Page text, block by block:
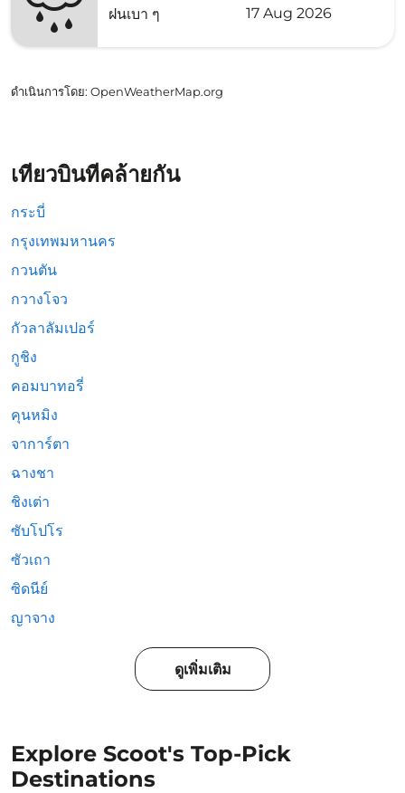
ฝนเบา ๆ
17 Aug 2026
ดำเนินการโดย: OpenWeatherMap.org
เที่ยวบินที่คล้ายกัน
กระบี่
กรุงเทพมหานคร
กวนตัน
กวางโจว
กัวลาลัมเปอร์
กูชิง
คอมบาทอรี่
คุนหมิง
จาการ์ตา
ฉางชา
ชิงเต่า
ซับโปโร
ซัวเถา
ซิดนีย์
ญาจาง
ดูเพิ่มเติม
Explore Scoot's Top-Pick
Destinations